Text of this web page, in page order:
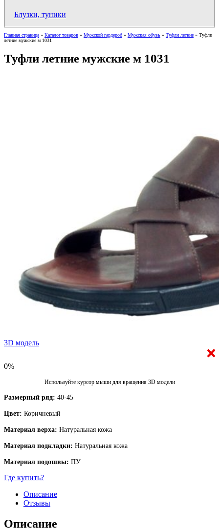
Блузки, туники
Главная страница» Каталог товаров » Мужской гардероб » Мужская обувь » Туфли летние » Туфли
летние мужские м 1031
Туфли летние мужские м 1031
3D модель
0%
Используйте курсор мыши для вращения 3D модели
Размерный ряд: 40-45
Цвет: Коричневый
Материал верха: Натуральная кожа
Материал подкладки: Натуральная кожа
Материал подошвы: ПУ
Где купить?
Описание
Отзывы
Описание